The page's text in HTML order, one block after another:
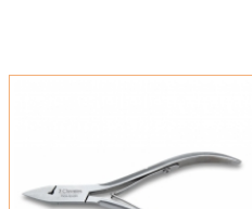
349.95314.95 €
FOX VULPIS